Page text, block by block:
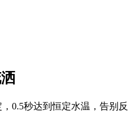
0.5秒达到恒定水温，告别反